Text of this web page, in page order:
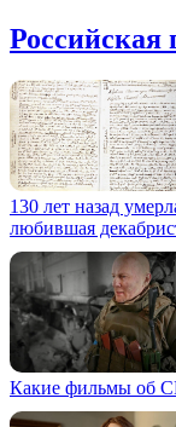
Российская
130 лет назад
любившая
Какие фильмы об